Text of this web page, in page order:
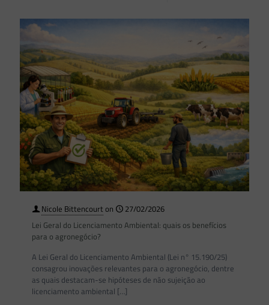
Nicole Bittencourton
27/02/2026
Lei Geral do Licenciamento Ambiental: quais os benefícios
para o agronegócio?
A Lei Geral do Licenciamento Ambiental (Lei n° 15.190/25)
consagrou inovações relevantes para o agronegócio, dentre
as quais destacam-se hipóteses de não sujeição ao
licenciamento ambiental […]